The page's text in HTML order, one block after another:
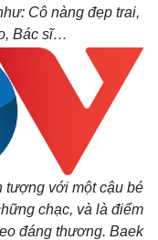
Cô nàng đẹp trai,
Bác sĩ…
tượng với một cậu bé
chạc, và là điểm
đáng thương. Baek